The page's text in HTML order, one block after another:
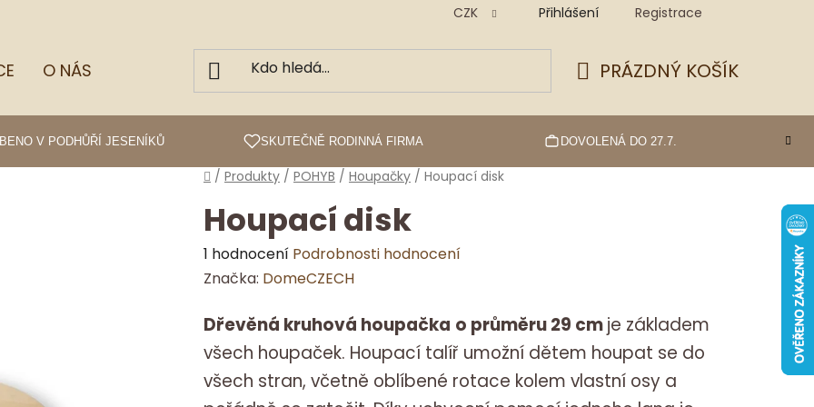
V PODHŮŘÍ JESENÍKŮ SKUTEČNĚ RODINNÁ FIRMA DOVOLENÁ DO 27.7.
CZK Přihlášení Registrace
O NÁS
KOŠÍK
PRÁZDNÝ KOŠÍK
Domů
/ Produkty / POHYB / Houpačky / Houpací disk
Houpací disk
Průměrné
hodnocení
je
5,0
z
5
1 hodnocení Podrobnosti hodnocení
Značka: DomeCZECH
Dřevěná kruhová houpačka o průměru 29 cmje základem
všech houpaček. Houpací talíř umožní dětem houpat se do
všech stran, včetně oblíbené rotace kolem vlastní osy a